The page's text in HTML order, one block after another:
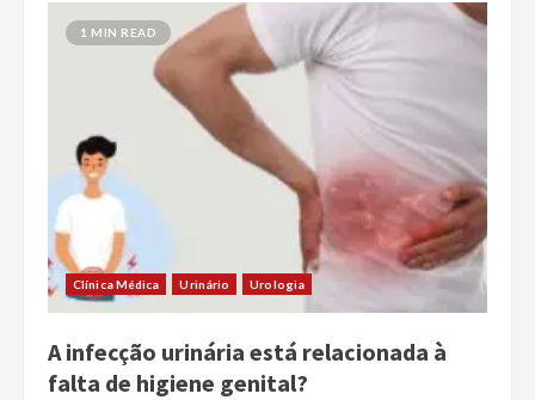
1 MIN READ
Clínica Médica Urinário Urologia
A infecção urinária está relacionada à
falta de higiene genital?